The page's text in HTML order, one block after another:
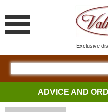
Exclusive
ADVICE AND